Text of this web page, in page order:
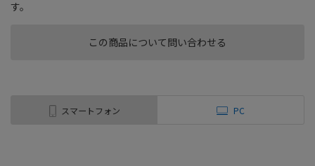
この商品について問い合わせる
す。
スマートフォン PC